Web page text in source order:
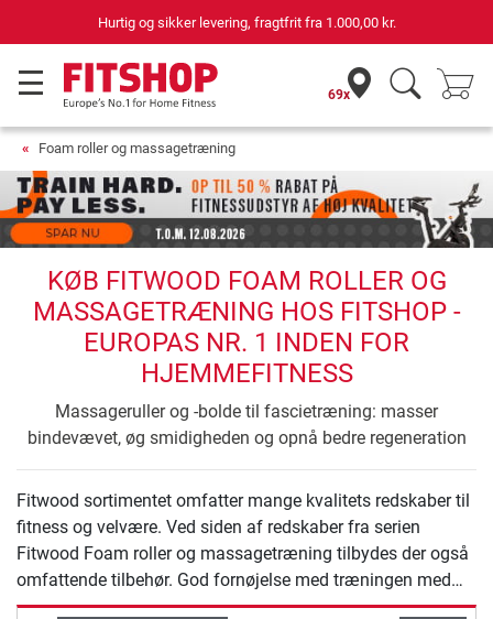
Hurtig og sikker levering, fragtfrit fra 1.000,00 kr.
69x
Foam roller og massagetræning
KØB FITWOOD FOAM ROLLER OG
MASSAGETRÆNING HOS FITSHOP -
EUROPAS NR. 1 INDEN FOR
HJEMMEFITNESS
Massageruller og -bolde til fascietræning: masser
bindevævet, øg smidigheden og opnå bedre regeneration
Fitwood sortimentet omfatter mange kvalitets redskaber til
fitness og velvære. Ved siden af redskaber fra serien
Fitwood Foam roller og massagetræning tilbydes der også
omfattende tilbehør. God fornøjelse med træningen med
Fitwood.